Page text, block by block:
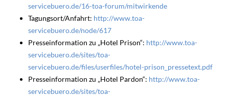
servicebuero.de/16-toa-forum/mitwirkende
Tagungsort/Anfahrt: http://www.toa-
servicebuero.de/node/617
Presseinformation zu „Hotel Prison“: http://www.toa-
servicebuero.de/sites/toa-
servicebuero.de/files/userfiles/hotel-prison_pressetext.pdf
Presseinformation zu „Hotel Pardon“: http://www.toa-
servicebuero.de/sites/toa-